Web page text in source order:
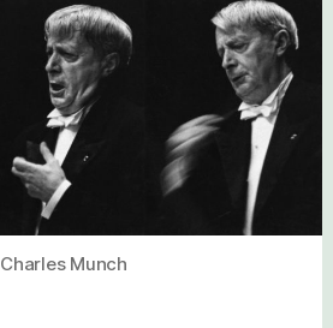
Charles Munch